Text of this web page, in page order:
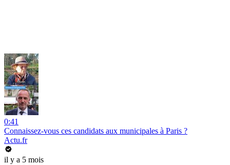
0:41
Connaissez-vous ces candidats aux municipales à Paris ?
Actu.fr
il y a 5 mois